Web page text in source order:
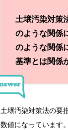
土壌汚染対策
のような関係
のような関係
基準とは関係
土壌汚染対策法の要
数値になっています